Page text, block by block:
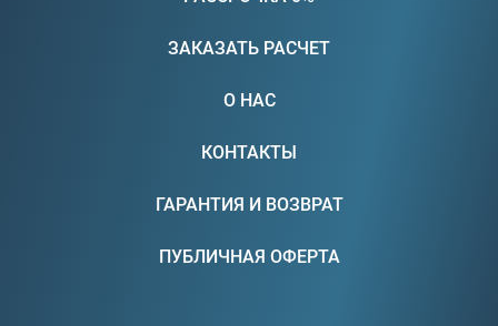
ЗАКАЗАТЬ РАСЧЕТ
О НАС
КОНТАКТЫ
ГАРАНТИЯ И ВОЗВРАТ
ПУБЛИЧНАЯ ОФЕРТА